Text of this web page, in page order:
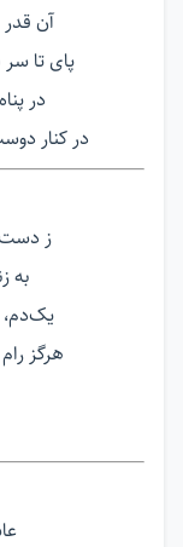
آن قدر
پای تا
در
در کنار
ز دست
به
یک‌دم،
هرگز